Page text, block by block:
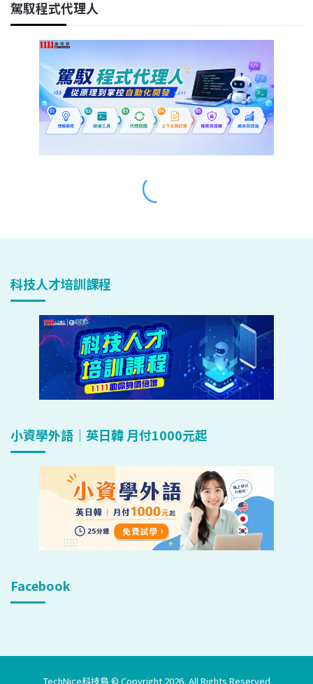
科技人才培訓課程
小資學外語｜英日韓 月付1000元起
Facebook
TechNice科技島 © Copyright 2026, All Rights Reserved